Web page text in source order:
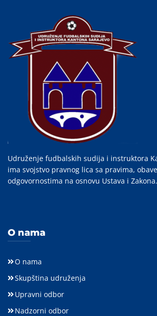
Udruženje fudbalskih sudija i instruktora
ima svojstvo pravnog lica sa pravima,
odgovornostima na osnovu Ustava i Zakona.
O nama
O nama
Skupština udruženja
Upravni odbor
Nadzorni odbor